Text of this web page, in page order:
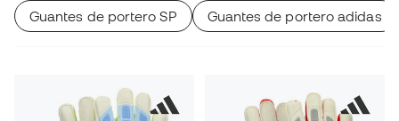
Guantes de portero SP Guantes de portero adidas